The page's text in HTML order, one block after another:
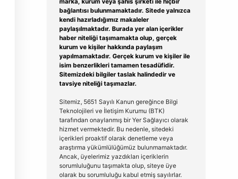
bağlantısı bulunmamaktadır. Sitede yalnızca
kendi hazırladığımız makaleler
paylaşılmaktadır. Burada yer alan içerikler
haber niteliği taşımamakta olup, gerçek
kurum ve kişiler hakkında paylaşım
yapılmamaktadır. Gerçek kurum ve kişiler ile
isim benzerlikleri tamamen tesadüfidir.
Sitemizdeki bilgiler taslak halindedir ve
tavsiye niteliği taşımazlar.
Sitemiz, 5651 Sayılı Kanun gereğince Bilgi
Teknolojileri ve İletişim Kurumu (BTK)
tarafından onaylanmış bir Yer Sağlayıcı olarak
hizmet vermektedir. Bu nedenle, sitedeki
içerikleri proaktif olarak denetleme veya
araştırma yükümlülüğümüz bulunmamaktadır.
Ancak, üyelerimiz yazdıkları içeriklerin
sorumluluğunu taşımakta olup, siteye üye
olarak bu sorumluluğu kabul etmiş sayılırlar.